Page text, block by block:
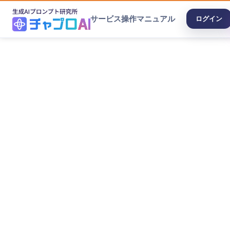
サービス操作マニュアル ログイン